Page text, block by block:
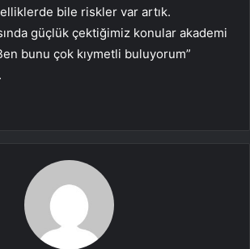
bile riskler var artık.
güçlük çektiğimiz konular akademi
bunu çok kıymetli buluyorum”